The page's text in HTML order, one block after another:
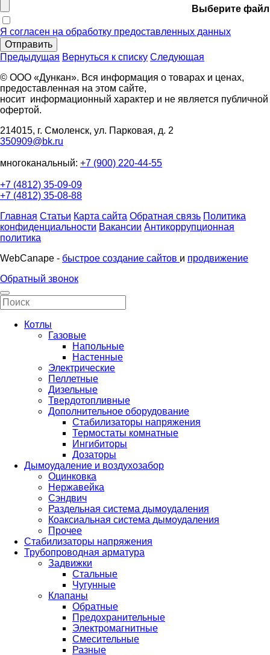
Выберите файл
Я согласен на обработку предоставленных данных
Отправить
Предыдущая Вернуться к списку Следующая
© ООО «Дункан». Вся информация о товарах и ценах,
предоставленная на этом сайте,
носит информационный характер и не является публичной
офертой.
214015, г. Смоленск, ул. Парковая, д. 2
350909@bk.ru
многоканальный: +7 (900) 220-44-55
+7 (4812) 35-09-09
+7 (4812) 35-08-88
Главная Статьи Карта сайта Обратная связь Политика
конфиденциальности Вакансии Антикоррупционная
политика
WebCanape - быстрое создание сайтов и продвижение
Обратный звонок
Котлы
Газовые
Напольные
Настенные
Электрические
Пеллетные
Дизельные
Твердотопливные
Дополнительное оборудование
Стабилизаторы напряжения
Термостаты комнатные
Ингибиторы
Дозаторы
Дымоудаление и воздухозабор
Оцинковка
Нержавейка
Сэндвич
Раздельная система дымоудаления
Коаксиальная система дымоудаления
Прочее
Стабилизаторы напряжения
Трубопроводная арматура
Задвижки
Стальные
Чугунные
Клапаны
Обратные
Предохранительные
Электромагнитные
Смесительные
Разные